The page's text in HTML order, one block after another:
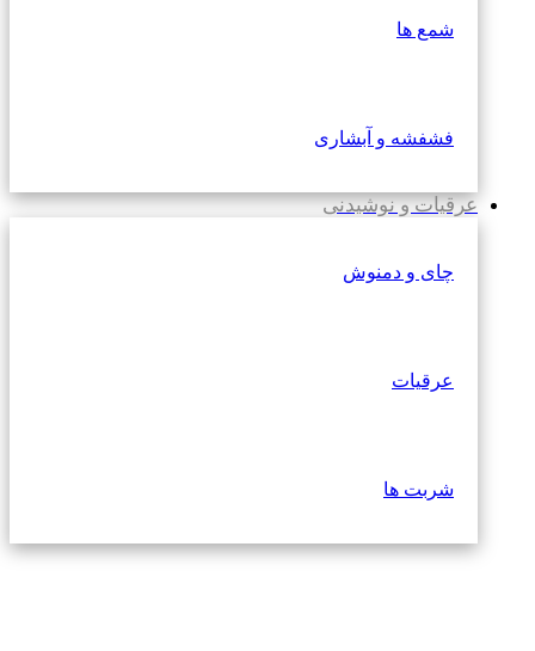
شمع ها
فشفشه و آبشاری
عرقیات و نوشیدنی
چای و دمنوش
عرقیات
شربت ها